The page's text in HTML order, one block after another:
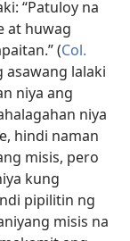
“Patuloy na
at huwag
(Col.
asawang lalaki
niya ang
niya
hindi naman
misis, pero
kung
pipilitin ng
misis na